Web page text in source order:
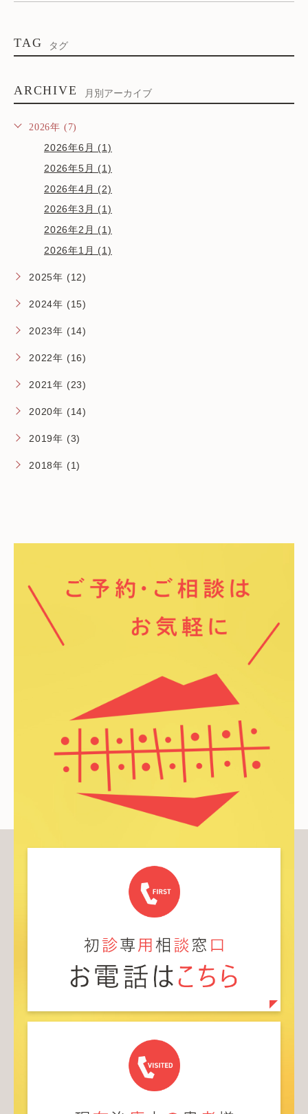
TAG タグ
ARCHIVE 月別アーカイブ
2026年 (7)
2026年6月 (1)
2026年5月 (1)
2026年4月 (2)
2026年3月 (1)
2026年2月 (1)
2026年1月 (1)
2025年 (12)
2024年 (15)
2023年 (14)
2022年 (16)
2021年 (23)
2020年 (14)
2019年 (3)
2018年 (1)